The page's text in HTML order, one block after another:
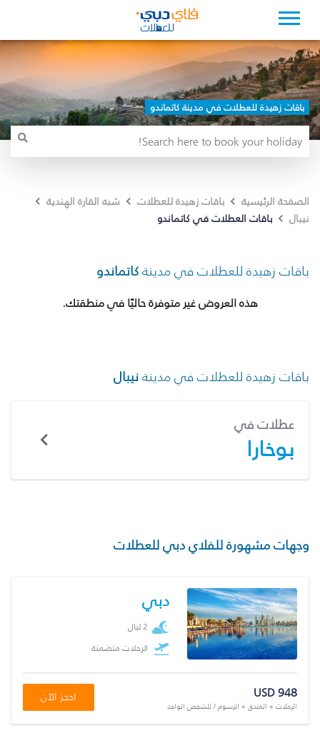
باقات زهيدة للعطلات في مدينة كاتماندو
الصفحة الرئيسية باقات زهيدة للعطلات
شبه القارة الهندية
نيبال
باقات العطلات في كاتماندو
باقات زهيدة للعطلات في مدينةكاتماندو
هذه العروض غير متوفرة حاليًا في منطقتك.
باقات زهيدة للعطلات في مدينةنيبال
عطلات في
بوخارا
وجهات مشهورة للفلاي دبي للعطلات
دبي
2 ليال
الرحلات متضمنة
USD 948
الرحلات + الفندق + الرسوم / للشخص الواحد
احجز الآن